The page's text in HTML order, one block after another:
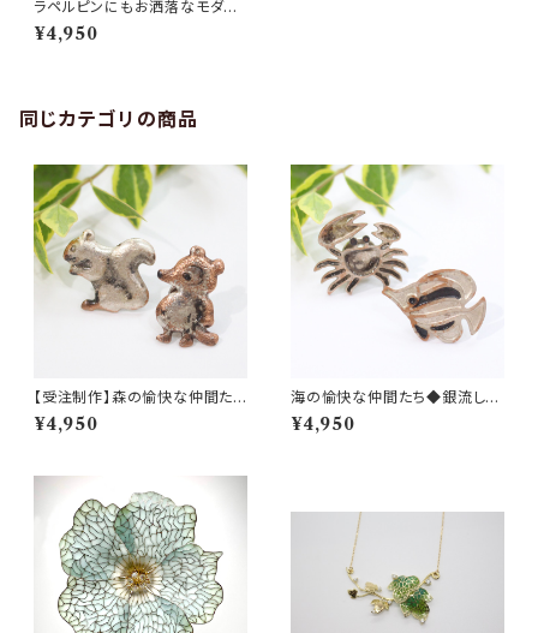
ラペルピンにもお洒落なモダン
な銀流しのピンバッチ◆プレゼ
ントにも
¥4,950
同じカテゴリの商品
【受注制作】森の愉快な仲間たち
◆銀流しのピンバッチ◆たぬき・
りす
¥4,950
海の愉快な仲間たち◆銀流しの
ピンバッチ◆さかな・かに
¥4,950